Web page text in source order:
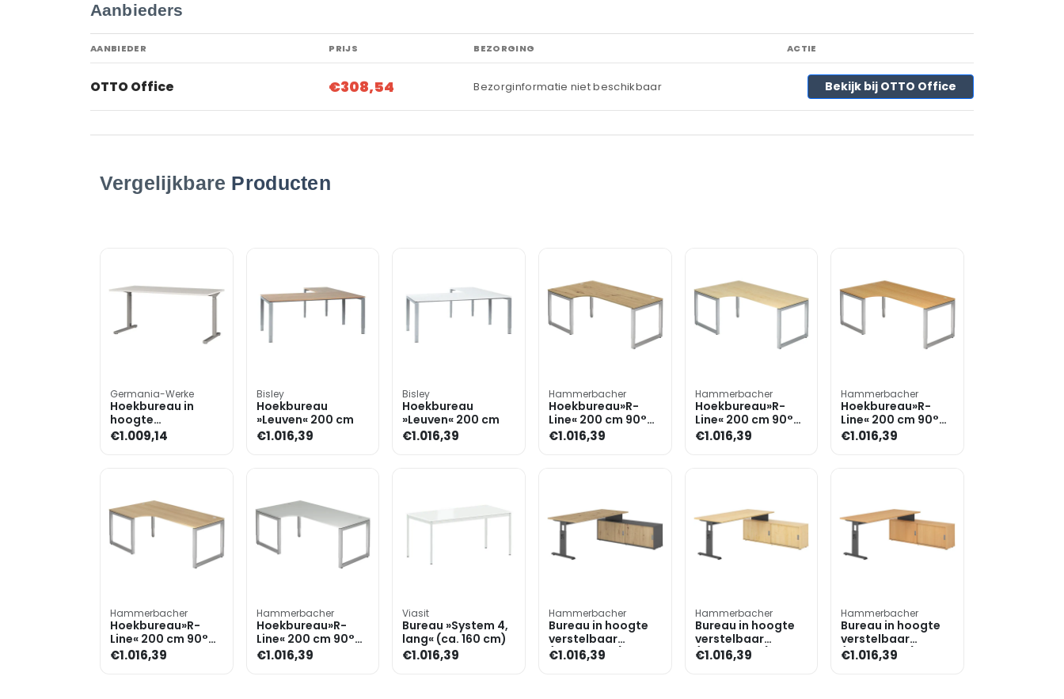
Aanbieders
AANBIEDER PRIJS BEZORGING ACTIE
OTTO Office €308,54 Bezorginformatie niet beschikbaar Bekijk bij OTTO Office
Vergelijkbare Producten
Germania-Werke
Hoekbureau in
hoogte
verstelbaar
(mechanisch)
€1.009,14
Bisley
Hoekbureau
»Leuven« 200 cm
€1.016,39
Bisley
Hoekbureau
»Leuven« 200 cm
€1.016,39
Hammerbacher
Hoekbureau»R-
Line« 200 cm 90°
hoek
€1.016,39
Hammerbacher
Hoekbureau»R-
Line« 200 cm 90°
hoek
€1.016,39
Hammerbacher
Hoekbureau»R-
Line« 200 cm 90°
hoek
€1.016,39
Hammerbacher
Hoekbureau»R-
Line« 200 cm 90°
hoek
€1.016,39
Hammerbacher
Hoekbureau»R-
Line« 200 cm 90°
hoek
€1.016,39
Viasit
Bureau »System 4,
lang« (ca. 160 cm)
€1.016,39
Hammerbacher
Bureau in hoogte
verstelbaar
(handmatig) incl.
dressoir »Alicante«
€1.016,39
Hammerbacher
Bureau in hoogte
verstelbaar
(handmatig) incl.
dressoir »Alicante«
€1.016,39
Hammerbacher
Bureau in hoogte
verstelbaar
(handmatig) incl.
dressoir »Alicante«
€1.016,39